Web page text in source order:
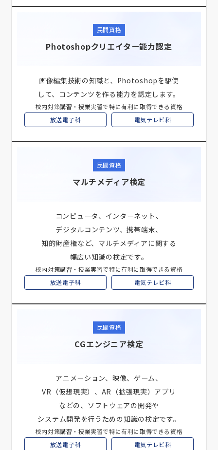
民間資格
Photoshopクリエイター能力認定
画像編集技術の知識と、Photoshopを駆使
して、コンテンツを作る能力を認定します。
校内対策講習・授業実習で特に有利に取得できる資格
放送電子科 電気テレビ科
民間資格
マルチメディア検定
コンピュータ、インターネット、
デジタルコンテンツ、携帯端末、
知的財産権など、マルチメディアに関する
幅広い知識の検定です。
校内対策講習・授業実習で特に有利に取得できる資格
放送電子科 電気テレビ科
民間資格
CGエンジニア検定
アニメーション、映像、ゲーム、
VR（仮想現実）、AR（拡張現実）アプリ
などの、ソフトウェアの開発や
システム開発を行うための知識の検定です。
校内対策講習・授業実習で特に有利に取得できる資格
放送電子科 電気テレビ科